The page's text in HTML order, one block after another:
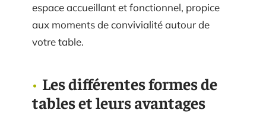
espace accueillant et fonctionnel, propice
aux moments de convivialité autour de
votre table.
Les différentes formes de
tables et leurs avantages